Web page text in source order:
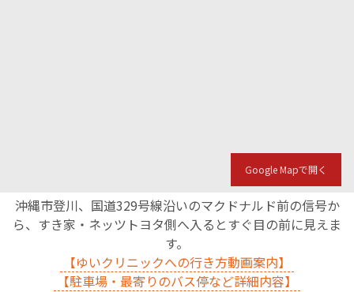
Google Mapで開く
沖縄市登川、国道329号線沿いのマクドナルド前の信号か
ら、すき家・ネッツトヨタ側へ入るとすぐ目の前に見えま
す。
【ゆいクリニックへの行き方動画案内】
【駐車場・最寄りのバス停など詳細内容】